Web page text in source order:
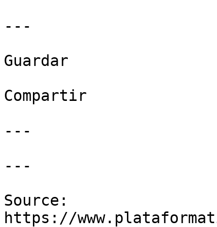
---
Guardar
Compartir
---
---
Source:
https://